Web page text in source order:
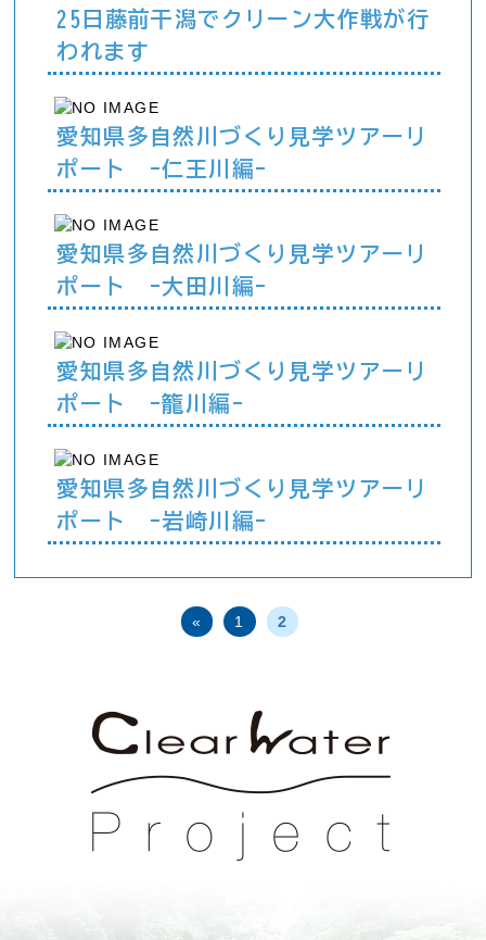
25日藤前干潟でクリーン大作戦が行
われます
愛知県多自然川づくり見学ツアーリ
ポート -仁王川編-
愛知県多自然川づくり見学ツアーリ
ポート -大田川編-
愛知県多自然川づくり見学ツアーリ
ポート -籠川編-
愛知県多自然川づくり見学ツアーリ
ポート -岩崎川編-
« 1 2